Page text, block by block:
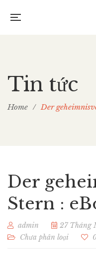
Tin tức
Home / Der
Der
Stern :
admin
27 Tháng
Chưa phân loại